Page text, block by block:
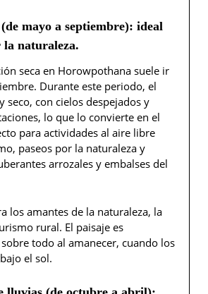
mayo a septiembre): ideal
naturaleza.
seca en Horowpothana suele ir
Durante este periodo, el
seco, con cielos despejados y
lo que lo convierte en el
para actividades al aire libre
paseos por la naturaleza y
arrozales y embalses del
los amantes de la naturaleza, la
rural. El paisaje es
todo al amanecer, cuando los
el sol.